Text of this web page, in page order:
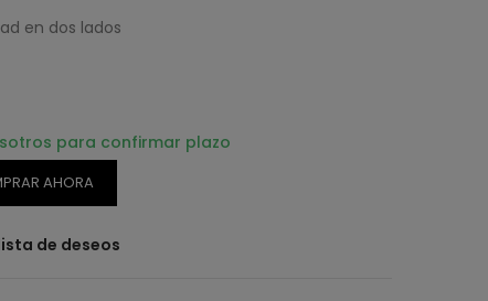
en dos lados
para confirmar plazo
AHORA
de deseos